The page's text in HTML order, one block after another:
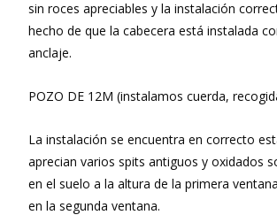
sin roces apreciables y la instalación
hecho de que la cabecera está instalada
anclaje.
POZO DE 12M (instalamos cuerda,
La instalación se encuentra en correcto
aprecian varios spits antiguos y oxidados
en el suelo a la altura de la primera
en la segunda ventana.